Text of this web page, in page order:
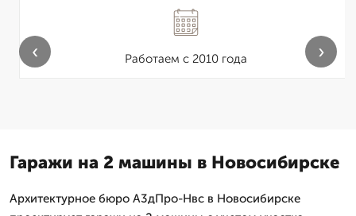
Работаем с 2010 года
‹ ›
Гаражи на 2 машины в Новосибирске
Архитектурное бюро А3дПро-Нвс в Новосибирске